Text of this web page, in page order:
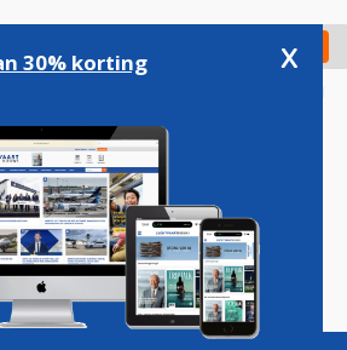
Check in
Podcasts Vacatures
30% korting x